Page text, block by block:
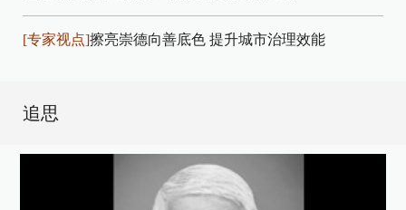
[专家视点]擦亮崇德向善底色 提升城市治理效能
追思